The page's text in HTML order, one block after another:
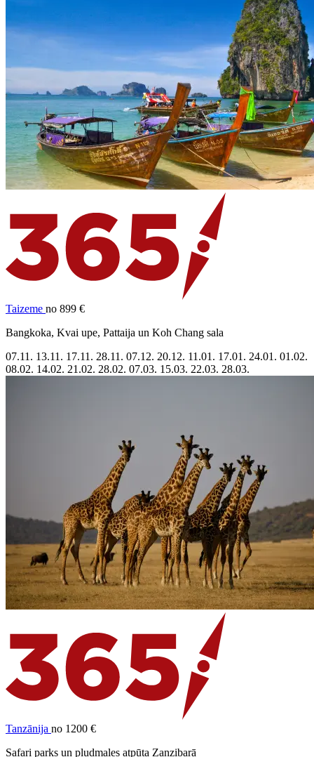
Taizeme no 899 €
Bangkoka, Kvai upe, Pattaija un Koh Chang sala
07.11. 13.11. 17.11. 28.11. 07.12. 20.12. 11.01. 17.01. 24.01. 01.02.
08.02. 14.02. 21.02. 28.02. 07.03. 15.03. 22.03. 28.03.
Tanzānija no 1200 €
Safari parks un pludmales atpūta Zanzibarā